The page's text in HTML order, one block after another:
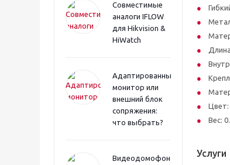
Совместимые
аналоги IFLOW
для Hikvision &
HiWatch
Адаптированный
монитор или
внешний блок
сопряжения:
что выбрать?
Видеодомофона
Цвет:
Вес:
Услуги